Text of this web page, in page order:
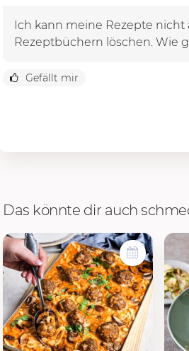
Ich kann meine Rezepte nicht
Rezeptbüchern löschen. Wie
Gefällt mir
Das könnte dir auch